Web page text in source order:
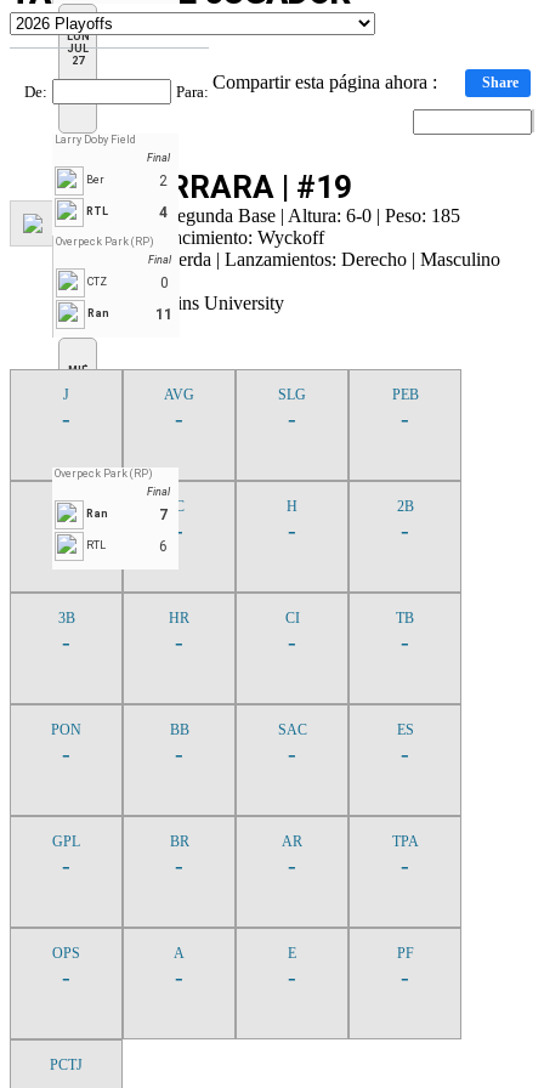
LUN
JUL
27
Larry Doby Field
Final
Ber
2
RTL 4
Overpeck Park (RP)
Final
CTZ
0
Ran 11
MIÉ
Overpeck Park (RP)
Final
Ran
7
RTL 6
Compartir esta página ahora : Share
De: Para:
AJ FERRARA | #19
Lanzador, Segunda Base | Altura: 6-0 | Peso: 185
Lugar de Nacimiento: Wyckoff
Bateo: Izquierda | Lanzamientos: Derecho | Masculino
Johns Hopkins University
J
-
AVG
-
SLG
-
PEB
-
AB
-
C
-
H
-
2B
-
3B
-
HR
-
CI
-
TB
-
PON
-
BB
-
SAC
-
ES
-
GPL
-
BR
-
AR
-
TPA
-
OPS
-
A
-
E
-
PF
-
PCTJ